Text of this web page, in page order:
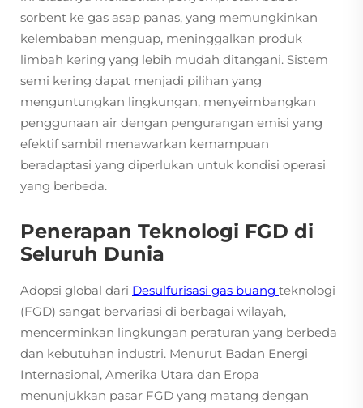
sorbent ke gas asap panas, yang memungkinkan
kelembaban menguap, meninggalkan produk
limbah kering yang lebih mudah ditangani. Sistem
semi kering dapat menjadi pilihan yang
menguntungkan lingkungan, menyeimbangkan
penggunaan air dengan pengurangan emisi yang
efektif sambil menawarkan kemampuan
beradaptasi yang diperlukan untuk kondisi operasi
yang berbeda.
Penerapan Teknologi FGD di
Seluruh Dunia
Adopsi global dari Desulfurisasi gas buang teknologi
(FGD) sangat bervariasi di berbagai wilayah,
mencerminkan lingkungan peraturan yang berbeda
dan kebutuhan industri. Menurut Badan Energi
Internasional, Amerika Utara dan Eropa
menunjukkan pasar FGD yang matang dengan